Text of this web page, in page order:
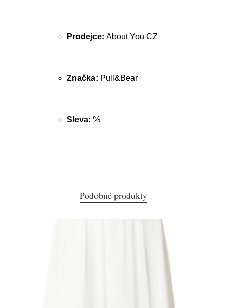
Prodejce: About You CZ
Značka: Pull&Bear
Sleva: %
Podobné produkty